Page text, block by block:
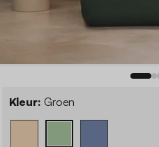
Kleur: Groen